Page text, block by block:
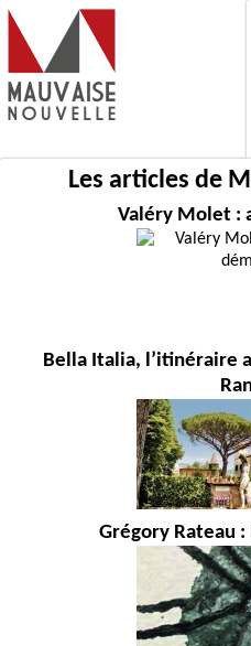
Les articles de
Valéry Molet :
Bella Italia, l’itinéraire
Grégory Rateau